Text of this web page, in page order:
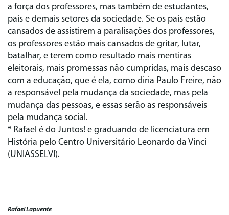
a força dos professores, mas também de estudantes,
pais e demais setores da sociedade. Se os pais estão
cansados de assistirem a paralisações dos professores,
os professores estão mais cansados de gritar, lutar,
batalhar, e terem como resultado mais mentiras
eleitorais, mais promessas não cumpridas, mais descaso
com a educação, que é ela, como diria Paulo Freire, não
a responsável pela mudança da sociedade, mas pela
mudança das pessoas, e essas serão as responsáveis
pela mudança social.
* Rafael é do Juntos! e graduando de licenciatura em
História pelo Centro Universitário Leonardo da Vinci
(UNIASSELVI).
Rafael Lapuente